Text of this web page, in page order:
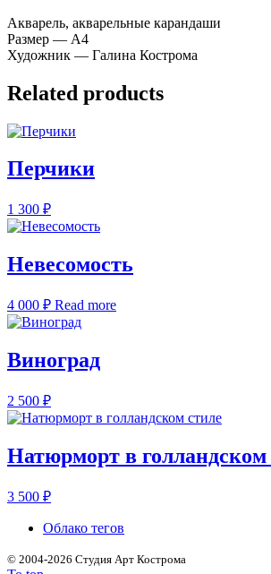
Акварель, акварельные карандаши
Размер — А4
Художник — Галина Кострома
Related products
Перчики
1 300 ₽
Невесомость
4 000 ₽ Read more
Виноград
2 500 ₽
Натюрморт в голландском
3 500 ₽
Облако тегов
© 2004-2026 Студия Арт Кострома